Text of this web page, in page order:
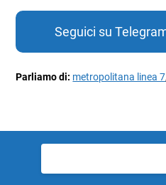
Seguici su
Parliamo di: metropolitana linea 7
per: